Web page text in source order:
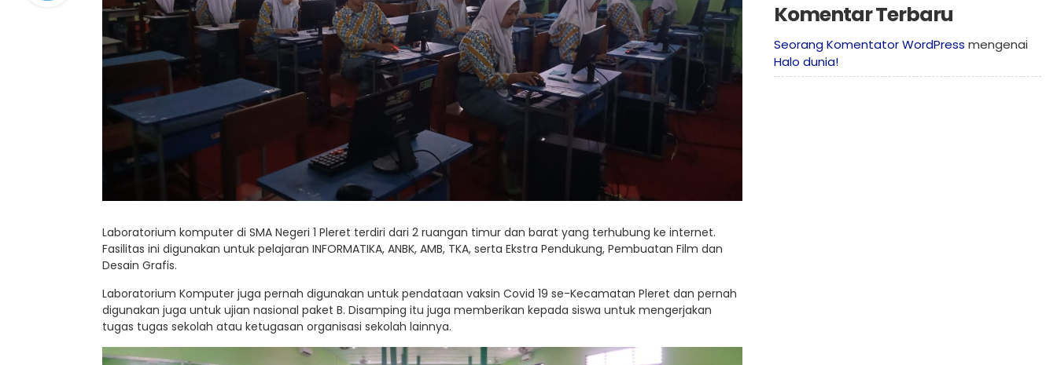
Laboratorium komputer di SMA Negeri 1 Pleret terdiri dari 2 ruangan timur dan barat yang terhubung ke internet.
Fasilitas ini digunakan untuk pelajaran INFORMATIKA, ANBK, AMB, TKA, serta Ekstra Pendukung, Pembuatan Film dan
Desain Grafis.
Laboratorium Komputer juga pernah digunakan untuk pendataan vaksin Covid 19 se-Kecamatan Pleret dan pernah
digunakan juga untuk ujian nasional paket B. Disamping itu juga memberikan kepada siswa untuk mengerjakan
tugas tugas sekolah atau ketugasan organisasi sekolah lainnya.
Komentar Terbaru
Seorang Komentator WordPress mengenai
Halo dunia!